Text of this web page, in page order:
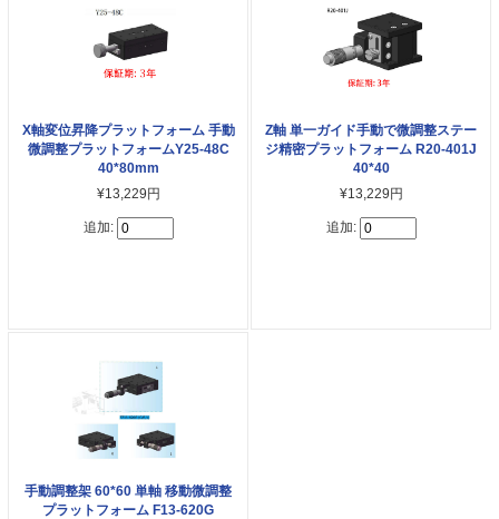
X軸変位昇降プラットフォーム 手動
微調整プラットフォームY25-48C
40*80mm
¥13,229円
追加:
Z軸 単一ガイド手動で微調整ステー
ジ精密プラットフォーム R20-401J
40*40
¥13,229円
追加:
手動調整架 60*60 単軸 移動微調整
プラットフォーム F13-620G